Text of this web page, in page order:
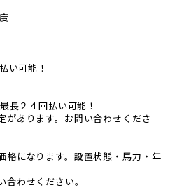
い可能！
長２４回払い可能！
あります。お問い合わせくださ
になります。設置状態・馬力・年
わせください。